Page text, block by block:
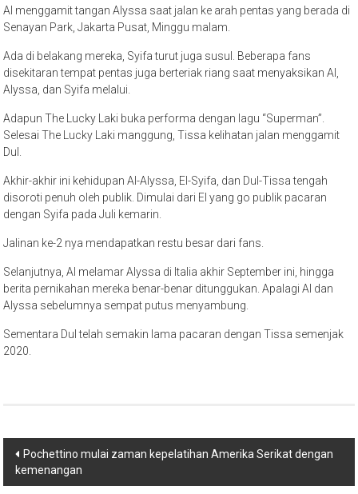
Al menggamit tangan Alyssa saat jalan ke arah pentas yang berada di
Senayan Park, Jakarta Pusat, Minggu malam.
Ada di belakang mereka, Syifa turut juga susul. Beberapa fans
disekitaran tempat pentas juga berteriak riang saat menyaksikan Al,
Alyssa, dan Syifa melalui.
Adapun The Lucky Laki buka performa dengan lagu “Superman”.
Selesai The Lucky Laki manggung, Tissa kelihatan jalan menggamit
Dul.
Akhir-akhir ini kehidupan Al-Alyssa, El-Syifa, dan Dul-Tissa tengah
disoroti penuh oleh publik. Dimulai dari El yang go publik pacaran
dengan Syifa pada Juli kemarin.
Jalinan ke-2 nya mendapatkan restu besar dari fans.
Selanjutnya, Al melamar Alyssa di Italia akhir September ini, hingga
berita pernikahan mereka benar-benar ditunggukan. Apalagi Al dan
Alyssa sebelumnya sempat putus menyambung.
Sementara Dul telah semakin lama pacaran dengan Tissa semenjak
2020.
Post
navigation
Pochettino mulai zaman kepelatihan Amerika Serikat dengan
kemenangan